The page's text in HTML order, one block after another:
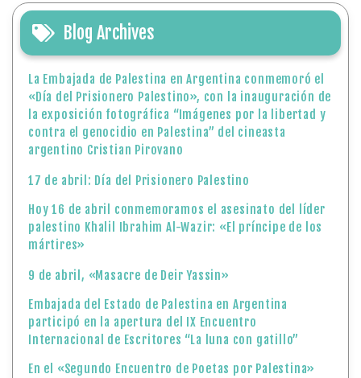
Blog Archives
La Embajada de Palestina en Argentina conmemoró el
«Día del Prisionero Palestino», con la inauguración de
la exposición fotográfica “Imágenes por la libertad y
contra el genocidio en Palestina” del cineasta
argentino Cristian Pirovano
17 de abril: Día del Prisionero Palestino
Hoy 16 de abril conmemoramos el asesinato del líder
palestino Khalil Ibrahim Al-Wazir: «El príncipe de los
mártires»
9 de abril, «Masacre de Deir Yassin»
Embajada del Estado de Palestina en Argentina
participó en la apertura del IX Encuentro
Internacional de Escritores “La luna con gatillo”
En el «Segundo Encuentro de Poetas por Palestina»